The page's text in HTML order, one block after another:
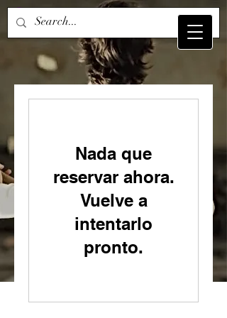
Nada que
reservar ahora.
Vuelve a
intentarlo
pronto.